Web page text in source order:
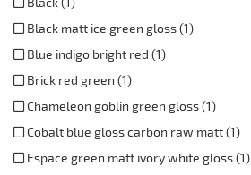
Black matt ice green gloss (1)
Blue indigo bright red (1)
Brick red green (1)
Chameleon goblin green gloss (1)
Cobalt blue gloss carbon raw matt (1)
Espace green matt ivory white gloss (1)